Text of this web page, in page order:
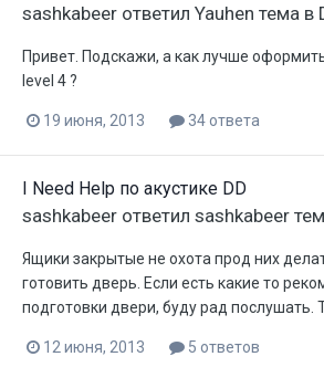
sashkabeer ответил Yauhen тема в
Привет. Подскажи, а как лучше
level 4 ?
19 июня, 2013 34 ответа
I Need Help по акустике DD
sashkabeer ответил sashkabeer
Ящики закрытые не охота прод них
готовить дверь. Если есть какие то
подготовки двери, буду рад послушать.
12 июня, 2013 5 ответов